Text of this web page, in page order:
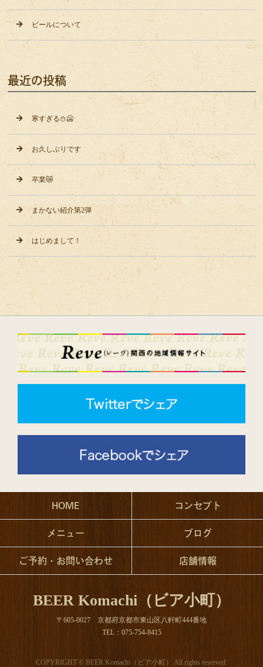
ビールについて
最近の投稿
寒すぎる⛄️🥶
お久しぶりです
卒業😿
まかない紹介第2弾
はじめまして！
HOME コンセプト
メニュー ブログ
ご予約・お問い合わせ 店舗情報
BEER Komachi（ビア小町）
〒605-0027 京都府京都市東山区八軒町444番地
TEL：075-754-8415
COPYRIGHT © BEER Komachi（ビア小町） All rights reserved.